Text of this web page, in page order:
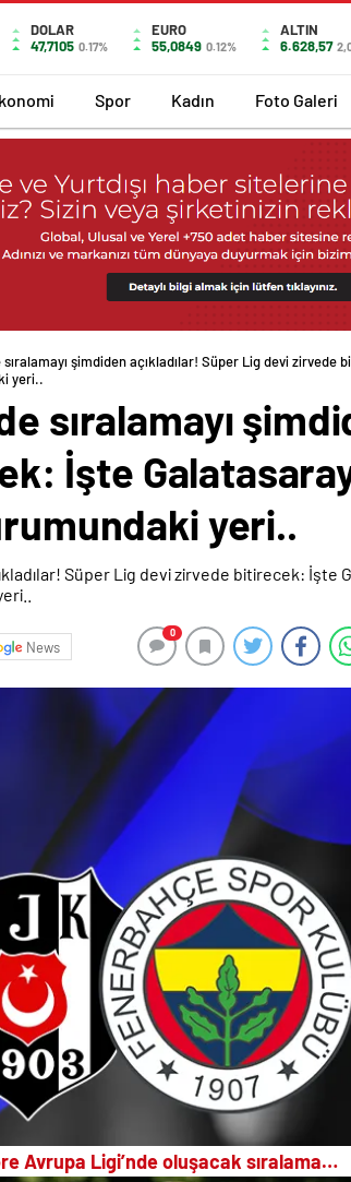
DOLAR
47,7105 0.17%
EURO
55,0849 0.12%
ALTIN
6.628,57
Spor Kadın Foto Galeri
sıralamayı şimdiden açıkladılar! Süper Lig devi zirvede
yeri..
sıralamayı
İşte
yeri..
News
0
Avrupa Ligi’nde oluşacak sıralama…